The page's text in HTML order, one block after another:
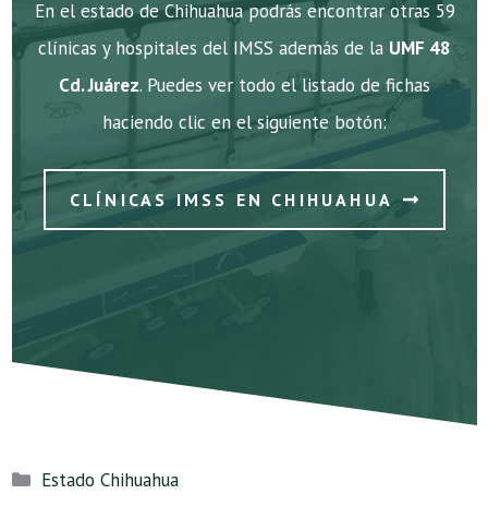
En el estado de Chihuahua podrás encontrar otras 59
clínicas y hospitales del IMSS además de la UMF 48
Cd. Juárez. Puedes ver todo el listado de fichas
haciendo clic en el siguiente botón:
CLÍNICAS IMSS EN CHIHUAHUA
Categorías
Estado Chihuahua